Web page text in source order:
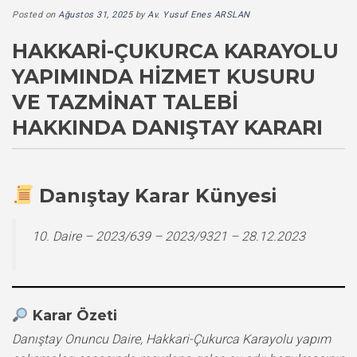
Posted on Ağustos 31, 2025byAv. Yusuf Enes ARSLAN
HAKKARI-ÇUKURCA KARAYOLU
YAPIMINDA HIZMET KUSURU
VE TAZMINAT TALEBI
HAKKINDA DANIŞTAY KARARI
Danıştay Karar Künyesi
10. Daire – 2023/639 – 2023/9321 – 28.12.2023
Karar Özeti
Danıştay Onuncu Daire, Hakkari-Çukurca Karayolu yapım